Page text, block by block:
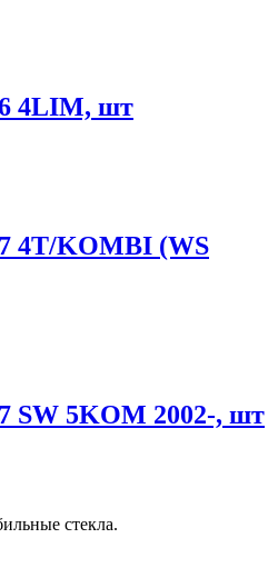
4LIM, шт
4T/KOMBI (WS
SW 5KOM 2002-, шт
стекла.